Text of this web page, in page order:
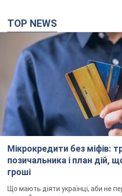
TOP NEWS
Мікрокредити без міфів:
позичальника і план дій,
гроші
Що мають діяти українці, аби не